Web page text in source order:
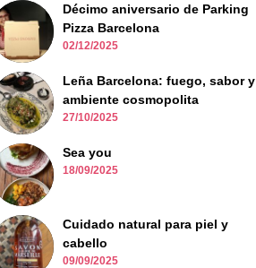
Décimo aniversario de Parking
Pizza Barcelona
02/12/2025
Leña Barcelona: fuego, sabor y
ambiente cosmopolita
27/10/2025
Sea you
18/09/2025
Cuidado natural para piel y
cabello
09/09/2025